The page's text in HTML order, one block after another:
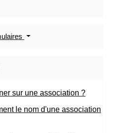
sur une association ?
le nom d'une association